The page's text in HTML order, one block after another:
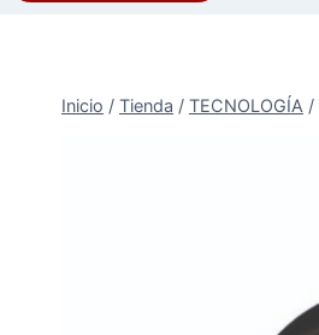
Inicio / Tienda / TECNOLOGÍA /